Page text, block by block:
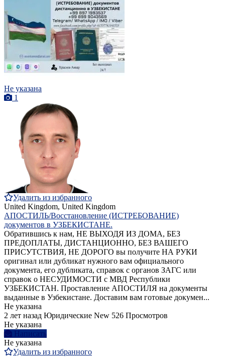
Не указана
1
Удалить из избранного
United Kingdom, United Kingdom
АПОСТИЛЬ/Восстановление (ИСТРЕБОВАНИЕ)
документов в УЗБЕКИСТАНЕ.
Обратившись к нам, НЕ ВЫХОДЯ ИЗ ДОМА, БЕЗ
ПРЕДОПЛАТЫ, ДИСТАНЦИОННО, БЕЗ ВАШЕГО
ПРИСУТСТВИЯ, НЕ ДОРОГО вы получите НА РУКИ
оригинал или дубликат нужного вам официального
документа, его дубликата, справок с органов ЗАГС или
справок о НЕСУДИМОСТИ с МВД Республики
УЗБЕКИСТАН. Проставление АПОСТИЛЯ на документы
выданные в Узбекистане. Доставим вам готовые докумен...
Не указана
2 лет назад Юридические New 526 Просмотров
Не указана
Написать
Не указана
Удалить из избранного